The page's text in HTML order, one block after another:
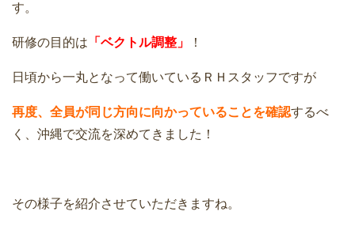
す。
研修の目的は 「ベクトル調整」 ！
日頃から一丸となって働いているＲＨスタッフですが
再度、全員が同じ方向に向かっていることを確認するべ
く、沖縄で交流を深めてきました！
その様子を紹介させていただきますね。